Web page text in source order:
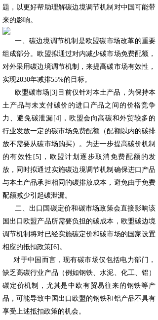
题，以更好帮助理解碳边境调节机制对中国可能带
来的影响。
一、碳边境调节机制是欧盟碳市场改革的重要
组成部分。欧盟拟通过对内减少碳市场免费配额，
对外采用碳边境调节机制，来提高碳市场有效性，
实现2030年减排55%的目标。
欧盟碳市场[3]目前仅针对本土产品，为保持本
土产品与未支付碳价的进口产品之间的价格竞争
力、避免碳泄漏[4]，欧盟会向高碳和外贸较多的
行业发放一定的碳市场免费配额（配额以内的碳排
放不需要从碳市场购买）。为进一步提高碳价机制
的有效性[5]，欧盟计划逐步取消免费配额的发
放，同时拟通过实施碳边境调节机制确保进口产品
与本土产品承担相同的碳排放成本，避免由于免费
配额减少引起碳泄漏。
二、出口国碳定价和碳市场政策会直接影响该
国出口欧盟产品所需要负担的碳成本，欧盟碳边境
调节机制将对已经实施碳定价和碳市场的国家设置
相应的抵扣政策[6]。
对于中国而言，现有碳市场仅包括电力部门，
缺乏高碳行业产品（例如钢铁、水泥、化工、铝）
碳定价机制，尤其是中欧有贸易往来的钢铁等产
品，可能导致中国出口欧盟的钢铁和铝产品不具有
享受上述抵扣政策的机会。